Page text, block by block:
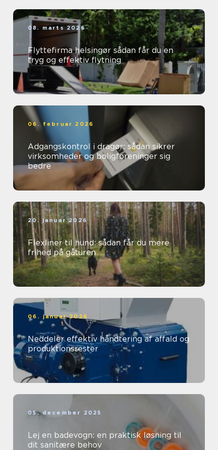
08. marts 2026
Flyttefirma helsingør sådan får du en
tryg og effektiv flytning
06. februar 2026
Adgangskontrol i dragør: sådan sikrer
virksomheder og boligforeninger sig
bedre
20. januar 2026
Flexliner til hund: sådan får du mere
frihed på gåturen
06. januar 2026
Neddeler effektiv håndtering af affald og
produktionsrester
05. december 2025
Lej en badevogn: en praktisk løsning til
dit sanitære behov